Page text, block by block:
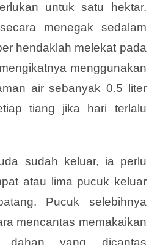
untuk satu hektar.
menegak sedalam
hendaklah melekat pada
menggunakan
air sebanyak 0.5 liter
tiang jika hari terlalu
sudah keluar, ia perlu
atau lima pucuk keluar
Pucuk selebihnya
mencantas memakaikan
dahan yang dicantas